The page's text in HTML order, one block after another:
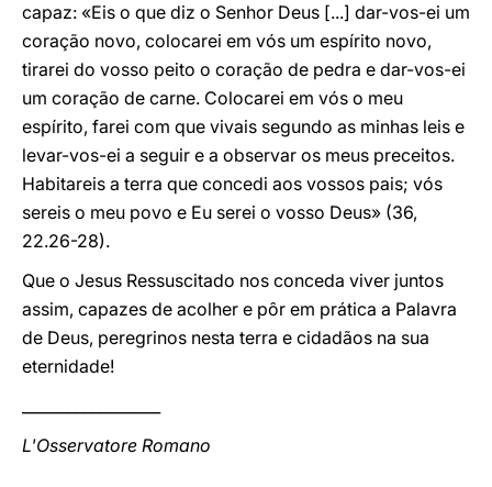
capaz: «Eis o que diz o Senhor Deus [...] dar-vos-ei um
coração novo, colocarei em vós um espírito novo,
tirarei do vosso peito o coração de pedra e dar-vos-ei
um coração de carne. Colocarei em vós o meu
espírito, farei com que vivais segundo as minhas leis e
levar-vos-ei a seguir e a observar os meus preceitos.
Habitareis a terra que concedi aos vossos pais; vós
sereis o meu povo e Eu serei o vosso Deus» (36,
22.26-28).
Que o Jesus Ressuscitado nos conceda viver juntos
assim, capazes de acolher e pôr em prática a Palavra
de Deus, peregrinos nesta terra e cidadãos na sua
eternidade!
L'Osservatore Romano